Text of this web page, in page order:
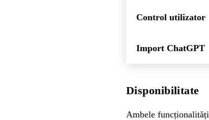
Control utilizator
Import ChatGPT
Disponibilitate
Ambele